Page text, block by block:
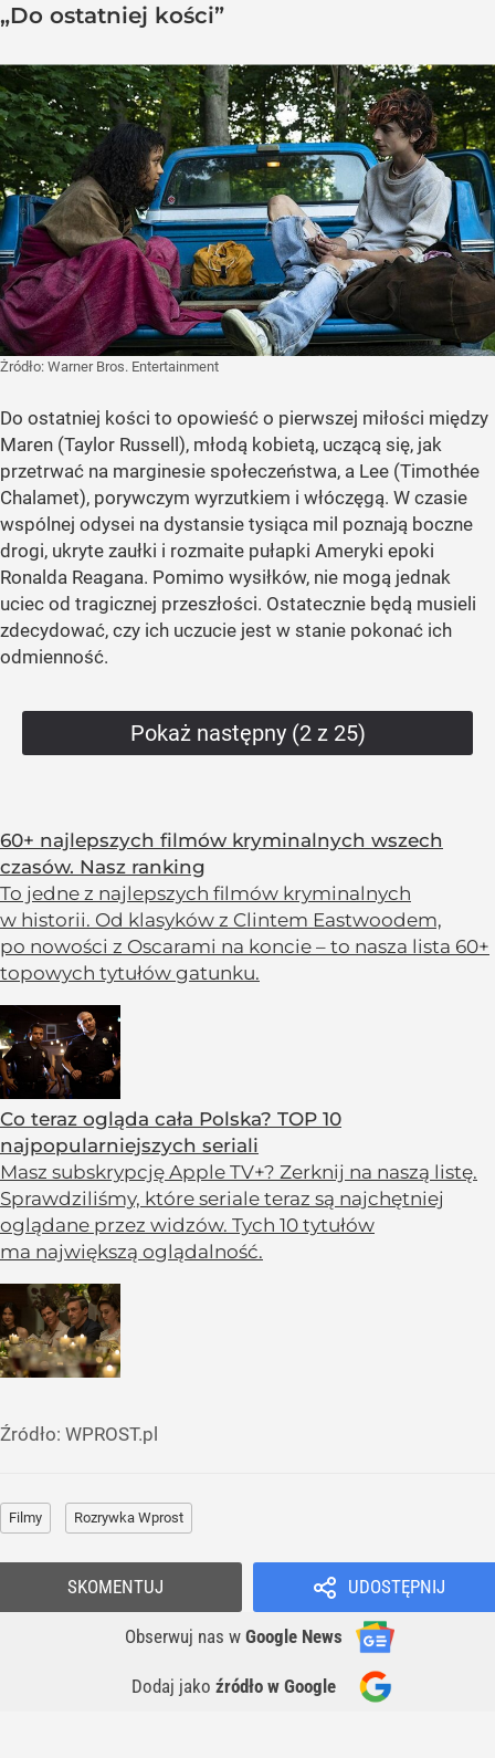
„Do ostatniej kości”
Żródło: Warner Bros. Entertainment
Do ostatniej kości to opowieść o pierwszej miłości między
Maren (Taylor Russell), młodą kobietą, uczącą się, jak
przetrwać na marginesie społeczeństwa, a Lee (Timothée
Chalamet), porywczym wyrzutkiem i włóczęgą. W czasie
wspólnej odysei na dystansie tysiąca mil poznają boczne
drogi, ukryte zaułki i rozmaite pułapki Ameryki epoki
Ronalda Reagana. Pomimo wysiłków, nie mogą jednak
uciec od tragicznej przeszłości. Ostatecznie będą musieli
zdecydować, czy ich uczucie jest w stanie pokonać ich
odmienność.
Pokaż następny (2 z 25)
60+ najlepszych filmów kryminalnych wszech
czasów. Nasz ranking
To jedne z najlepszych filmów kryminalnych
w historii. Od klasyków z Clintem Eastwoodem,
po nowości z Oscarami na koncie – to nasza lista 60+
topowych tytułów gatunku.
Co teraz ogląda cała Polska? TOP 10
najpopularniejszych seriali
Masz subskrypcję Apple TV+? Zerknij na naszą listę.
Sprawdziliśmy, które seriale teraz są najchętniej
oglądane przez widzów. Tych 10 tytułów
ma największą oglądalność.
Źródło: WPROST.pl
Filmy Rozrywka Wprost
UDOSTĘPNIJ
Obserwuj nas w Google News
Dodaj jako źródło w Google
SKOMENTUJ